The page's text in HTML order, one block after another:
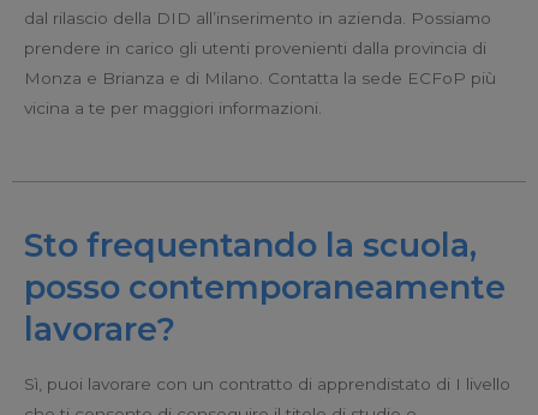
dal rilascio della DID all’inserimento in azienda. Possiamo
prendere in carico gli utenti provenienti dalla provincia di
Monza e Brianza e di Milano. Contatta la sede ECFoP più
vicina a te per maggiori informazioni.
Sto frequentando la scuola,
posso contemporaneamente
lavorare?
Sì, puoi lavorare con un contratto di apprendistato di I livello